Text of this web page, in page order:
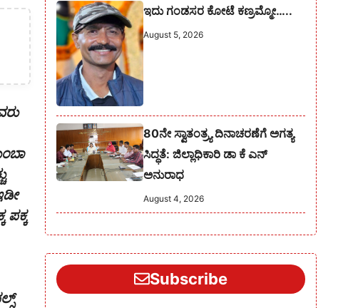
ಪಕ್ಕ
ಇದು ಗಂಡಸರ ಕೋಟೆ ಕಣ್ರಮ್ಮೋ…..
August 5, 2026
80ನೇ ಸ್ವಾತಂತ್ರ್ಯ ದಿನಾಚರಣೆಗೆ ಅಗತ್ಯ
ಸಿದ್ಧತೆ: ಜಿಲ್ಲಾಧಿಕಾರಿ ಡಾ ಕೆ ಎನ್
ಅನುರಾಧ
August 4, 2026
Subscribe